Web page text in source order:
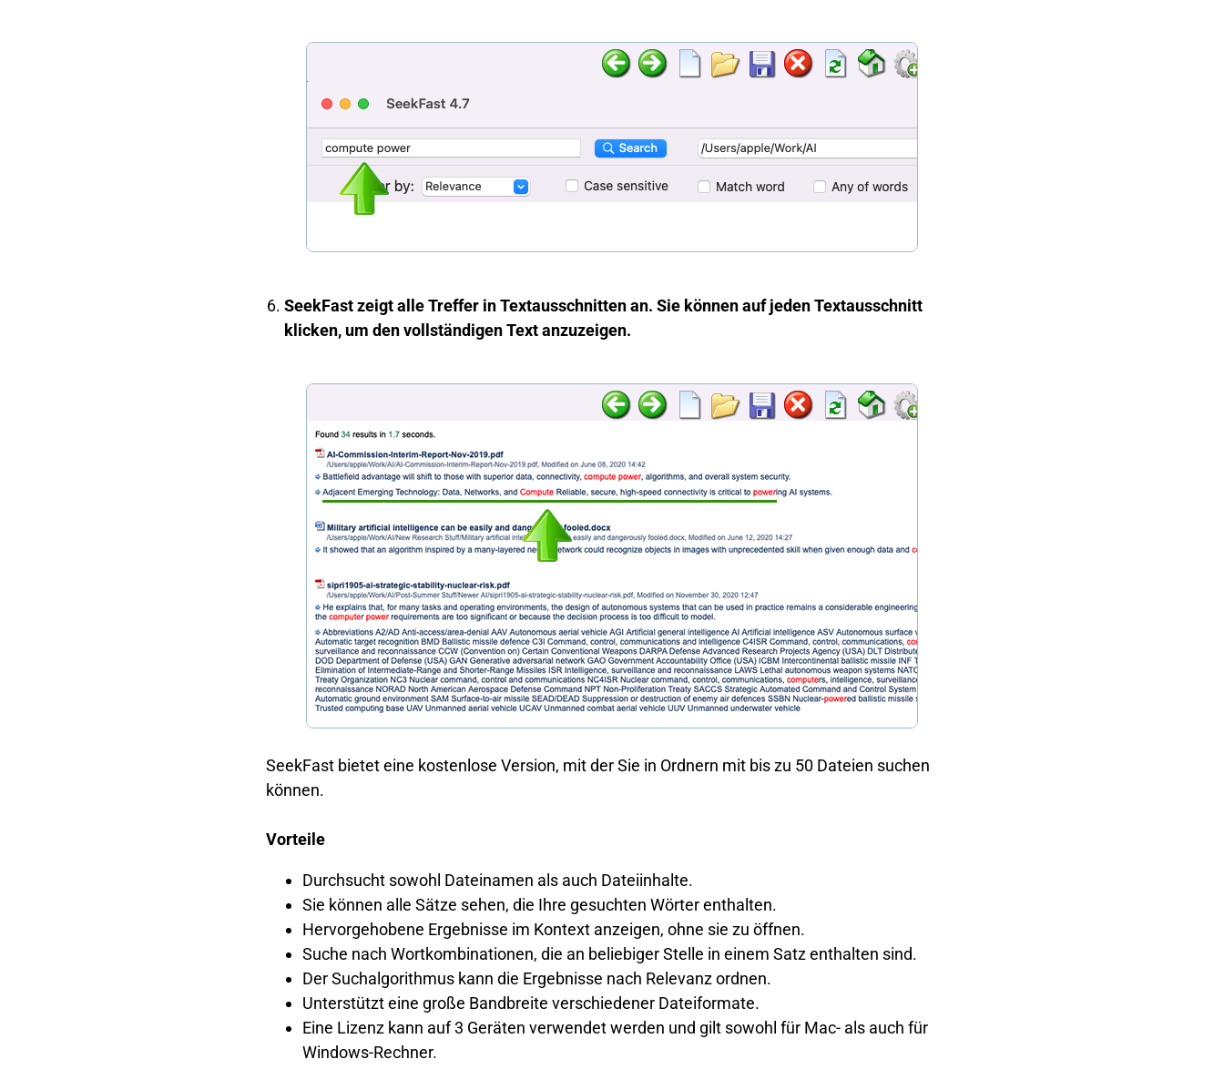
SeekFast zeigt alle Treffer in Textausschnitten an. Sie können auf jeden Textausschnitt
klicken, um den vollständigen Text anzuzeigen.
SeekFast bietet eine kostenlose Version, mit der Sie in Ordnern mit bis zu 50 Dateien suchen
können.
Vorteile
Durchsucht sowohl Dateinamen als auch Dateiinhalte.
Sie können alle Sätze sehen, die Ihre gesuchten Wörter enthalten.
Hervorgehobene Ergebnisse im Kontext anzeigen, ohne sie zu öffnen.
Suche nach Wortkombinationen, die an beliebiger Stelle in einem Satz enthalten sind.
Der Suchalgorithmus kann die Ergebnisse nach Relevanz ordnen.
Unterstützt eine große Bandbreite verschiedener Dateiformate.
Eine Lizenz kann auf 3 Geräten verwendet werden und gilt sowohl für Mac- als auch für
Windows-Rechner.